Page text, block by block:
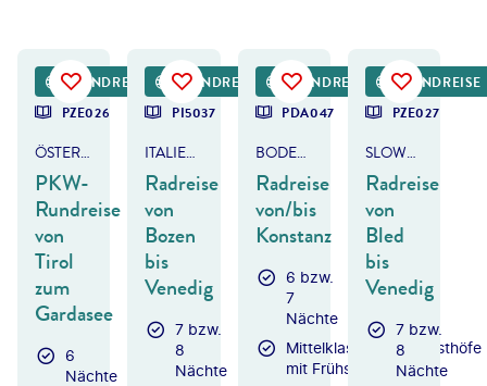
RUNDREISE
PZE026
ÖSTERREICH & ITALIEN
PKW-
Rundreise
von
Tirol
zum
Gardasee
6
Nächte
RUNDREISE
PI5037
ITALIEN - BOZEN-GARDASEE-VENEDIG
Radreise
von
Bozen
bis
Venedig
7 bzw.
8
Nächte
RUNDREISE
PDA047
BODENSEE-RADWEG
Radreise
von/bis
Konstanz
6 bzw.
7
Nächte
Mittelklassehotels/Gasthöfe
mit Frühstück
RUNDREISE
PZE027
SLOWENIEN & ITALIEN
Radreise
von
Bled
bis
Venedig
7 bzw.
8
Nächte